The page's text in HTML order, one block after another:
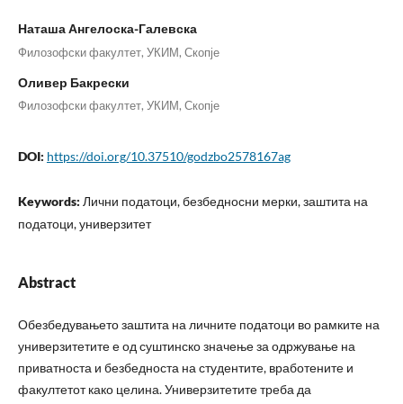
Наташа Ангелоска-Галевска
Филозофски факултет, УКИМ, Скопје
Оливер Бакрески
Филозофски факултет, УКИМ, Скопје
DOI: https://doi.org/10.37510/godzbo2578167ag
Keywords: Лични податоци, безбедносни мерки, заштита на
податоци, универзитет
Abstract
Обезбедувањето заштита на личните податоци во рамките на
универзитетите е од суштинско значење за одржување на
приватноста и безбедноста на студентите, вработените и
факултетот како целина. Универзитетите треба да